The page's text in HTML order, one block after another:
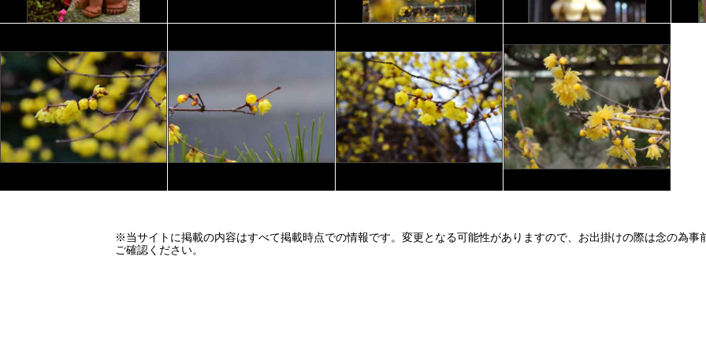
※当サイトに掲載の内容はすべて掲載時点での情報です。変更となる可能性がありますので、お出掛けの際は念の為事
ご確認ください。